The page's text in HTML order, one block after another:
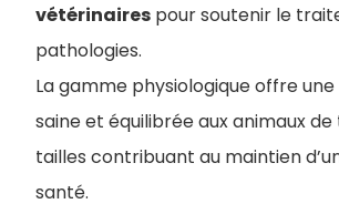
vétérinaires pour soutenir le
pathologies.
La gamme physiologique offre
saine et équilibrée aux animaux
tailles contribuant au maintien
santé.